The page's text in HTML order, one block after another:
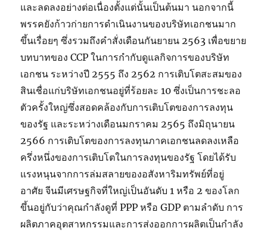
และลดลงอย่างต่อเนื่องตั้งแต่นั้นเป็นต้นมา นอกจากนี้
พรรคยังก้าวก่ายการดำเนินงานของบริษัทเอกชนมาก
ขึ้นเรื่อยๆ ซึ่งรวมถึงคำสั่งเดือนกันยายน 2563 เพื่อขยาย
บทบาทของ CCP ในการกำกับดูแลกิจการของบริษัท
เอกชน ระหว่างปี 2555 ถึง 2562 การเติบโตสะสมของ
สินเชื่อแก่บริษัทเอกชนอยู่ที่ร้อยละ 10 ซึ่งเป็นการชะลอ
ตัวครั้งใหญ่ซึ่งสอดคล้องกับการเติบโตของการลงทุน
ของรัฐ และระหว่างเดือนมกราคม 2565 ถึงมิถุนายน
2566 การเติบโตของการลงทุนภาคเอกชนลดลงเหลือ
ครึ่งหนึ่งของการเติบโตในการลงทุนของรัฐ โดยได้รับ
แรงหนุนจากการล่มสลายของอสังหาริมทรัพย์ที่อยู่
อาศัย จีนมีเศรษฐกิจที่ใหญ่เป็นอันดับ 1 หรือ 2 ของโลก
ขึ้นอยู่กับว่าคุณกำลังดูที่ PPP หรือ GDP ตามลำดับ การ
ผลิตภาคอุตสาหกรรมและการส่งออกการผลิตเป็นกำลัง